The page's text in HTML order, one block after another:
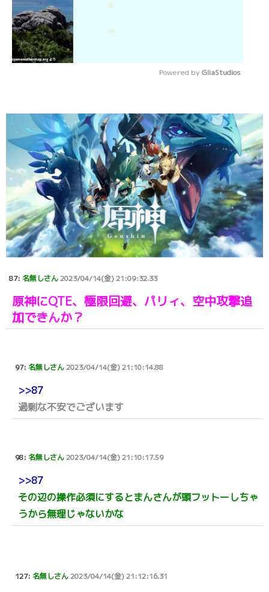
Powered by GliaStudios
87: 名無しさん2023/04/14(金) 21:09:32.33
原神にQTE、極限回避、パリィ、空中攻撃追
加できんか？
97: 名無しさん2023/04/14(金) 21:10:14.88
>>87
過剰な不安でございます
98: 名無しさん2023/04/14(金) 21:10:17.59
>>87
その辺の操作必須にするとまんさんが頭フットーしちゃ
うから無理じゃないかな
127: 名無しさん2023/04/14(金) 21:12:16.31